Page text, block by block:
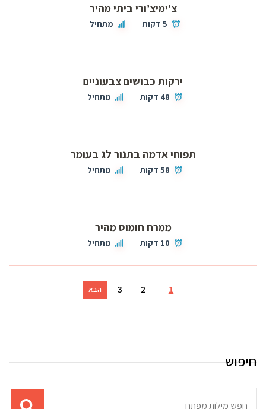
צ’ימיצ’ורי ביתי מהיר
5 דקות מתחיל
ירקות כבושים צבעוניים
48 דקות מתחיל
תפוחי אדמה בתנור לג בעומר
58 דקות מתחיל
ממרח חומוס מהיר
10 דקות מתחיל
1
2
3 הבא
חיפוש